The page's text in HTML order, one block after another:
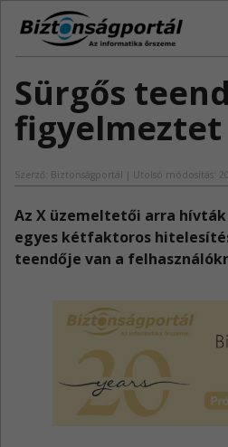
Sürgős
figyelmeztet
Szerző: Biztonságportál | Utolsó módosítás:
​Az X üzemeltetői arra
egyes kétfaktoros
teendője van a